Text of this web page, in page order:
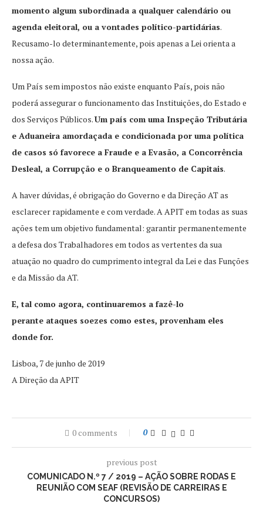
momento algum subordinada a qualquer calendário ou
agenda eleitoral, ou a vontades político-partidárias.
Recusamo-lo determinantemente, pois apenas a Lei orienta a
nossa ação.
Um País sem impostos não existe enquanto País, pois não
poderá assegurar o funcionamento das Instituições, do Estado e
dos Serviços Públicos.Um país com uma Inspeção Tributária
e Aduaneira amordaçada e condicionada por uma política
de casos só favorece a Fraude e a Evasão, a Concorrência
Desleal, a Corrupção e o Branqueamento de Capitais.
A haver dúvidas, é obrigação do Governo e da Direção AT as
esclarecer rapidamente e com verdade. A APIT em todas as suas
ações tem um objetivo fundamental: garantir permanentemente
a defesa dos Trabalhadores em todos as vertentes da sua
atuação no quadro do cumprimento integral da Lei e das Funções
e da Missão da AT.
E, tal como agora, continuaremos a fazê-lo
perante ataques soezes como estes, provenham eles
donde for.
Lisboa, 7 de junho de 2019
A Direção da APIT
0 comments 0
previous post
COMUNICADO N.º 7 / 2019 – AÇÃO SOBRE RODAS E
REUNIÃO COM SEAF (REVISÃO DE CARREIRAS E
CONCURSOS)